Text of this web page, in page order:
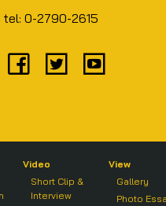
tel: 0-2790-2615
Video
Short Clip &
Interview
View
Gallery
Photo